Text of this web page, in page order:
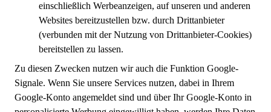
einschließlich Werbeanzeigen, auf unseren und anderen
Websites bereitzustellen bzw. durch Drittanbieter
(verbunden mit der Nutzung von Drittanbieter-Cookies)
bereitstellen zu lassen.
Zu diesen Zwecken nutzen wir auch die Funktion Google-
Signale. Wenn Sie unsere Services nutzen, dabei in Ihrem
Google-Konto angemeldet sind und über Ihr Google-Konto in